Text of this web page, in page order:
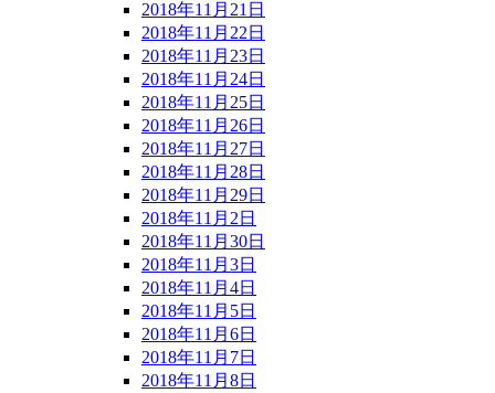
2018年11月21日
2018年11月22日
2018年11月23日
2018年11月24日
2018年11月25日
2018年11月26日
2018年11月27日
2018年11月28日
2018年11月29日
2018年11月2日
2018年11月30日
2018年11月3日
2018年11月4日
2018年11月5日
2018年11月6日
2018年11月7日
2018年11月8日